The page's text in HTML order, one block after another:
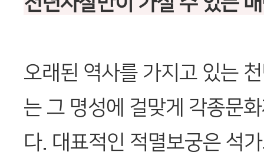
오래된 역사를 가지고 있는
는 그 명성에 걸맞게 각종문
다. 대표적인 적멸보궁은 석